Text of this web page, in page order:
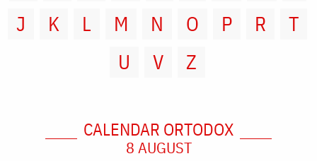
J
K L M N O P R
T
U
V Z
CALENDAR ORTODOX
8 AUGUST